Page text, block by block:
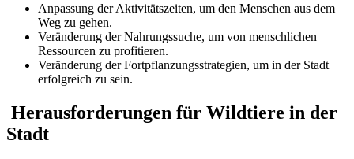
Anpassung der Aktivitätszeiten, um den Menschen aus dem
Weg zu gehen.
Veränderung der Nahrungssuche, um von menschlichen
Ressourcen zu profitieren.
Veränderung der Fortpflanzungsstrategien, um in der Stadt
erfolgreich zu sein.
Herausforderungen für Wildtiere in der
Stadt